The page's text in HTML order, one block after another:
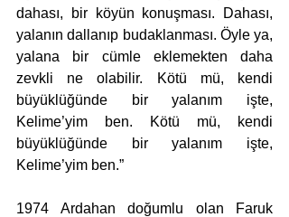
dahası, bir köyün konuşması. Dahası,
yalanın dallanıp budaklanması. Öyle ya,
yalana bir cümle eklemekten daha
zevkli ne olabilir. Kötü mü, kendi
büyüklüğünde bir yalanım işte,
Kelime’yim ben. Kötü mü, kendi
büyüklüğünde bir yalanım işte,
Kelime’yim ben.”
1974 Ardahan doğumlu olan Faruk